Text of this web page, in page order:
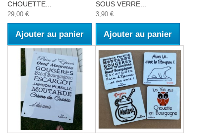
CHOUETTE...
29,00 €
Ajouter au panier
SOUS VERRE...
3,90 €
Ajouter au panier